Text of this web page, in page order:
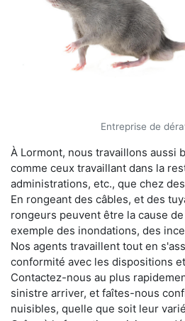
Entreprise de
À Lormont, nous travaillons aussi
comme ceux travaillant dans la
administrations, etc., que chez
En rongeant des câbles, et des
rongeurs peuvent être la cause
exemple des inondations, des
Nos agents travaillent tout en
conformité avec les dispositions
Contactez-nous au plus
sinistre arriver, et faîtes-nous
nuisibles, quelle que soit leur